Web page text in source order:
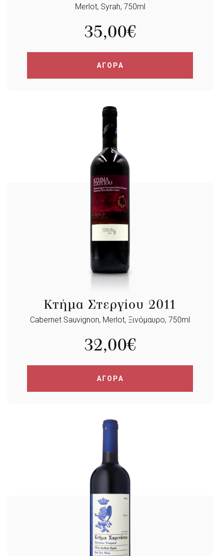
Merlot, Syrah, 750ml
35,00€
ΑΓΟΡΑ
Κτήμα Στεργίου 2011
Cabernet Sauvignon, Merlot, Ξινόμαυρο, 750ml
32,00€
ΑΓΟΡΑ